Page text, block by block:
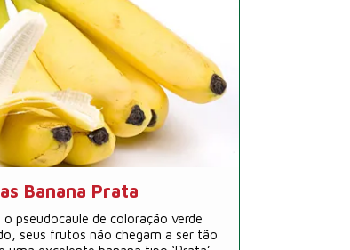
Banana Prata
pseudocaule de coloração verde
seus frutos não chegam a ser tão